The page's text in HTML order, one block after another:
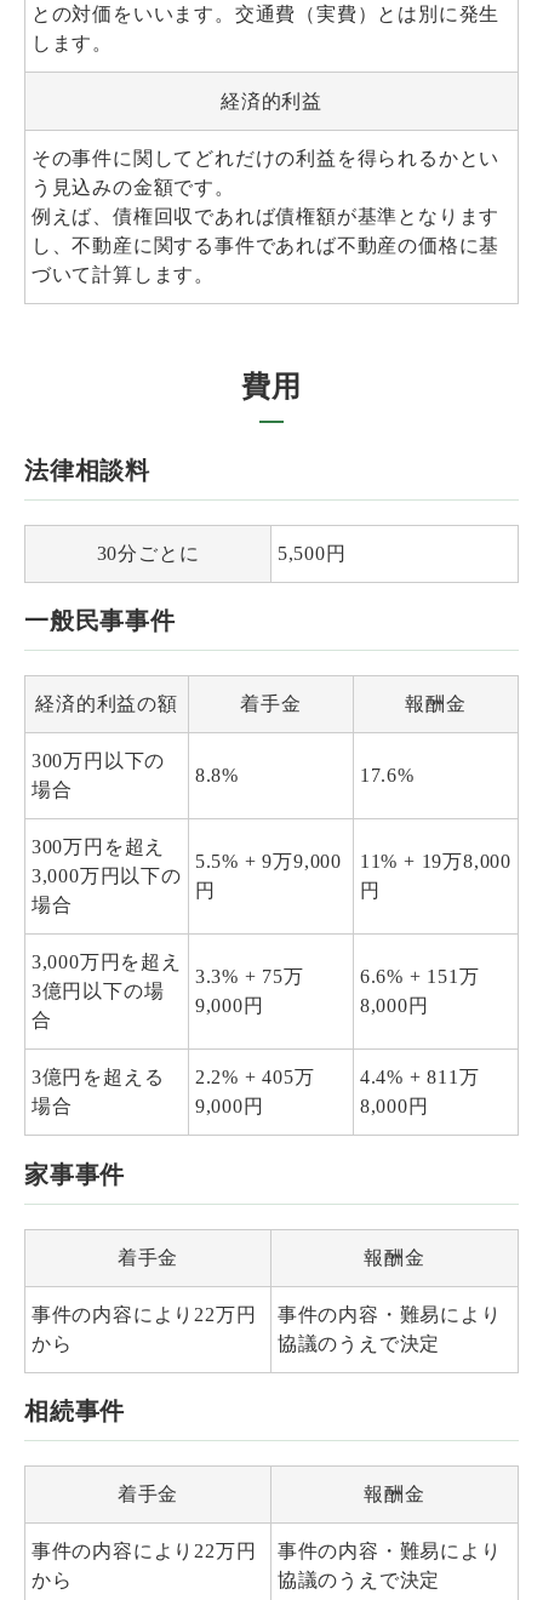
との対価をいいます。交通費（実費）とは別に発生
します。
経済的利益
その事件に関してどれだけの利益を得られるかとい
う見込みの金額です。
例えば、債権回収であれば債権額が基準となります
し、不動産に関する事件であれば不動産の価格に基
づいて計算します。
費用
法律相談料
30分ごとに 5,500円
一般民事事件
経済的利益の額 着手金 報酬金
300万円以下の
場合
8.8% 17.6%
300万円を超え
3,000万円以下の
場合
5.5% + 9万9,000
円
11% + 19万8,000
円
3,000万円を超え
3億円以下の場
合
3.3% + 75万
9,000円
6.6% + 151万
8,000円
3億円を超える
場合
2.2% + 405万
9,000円
4.4% + 811万
8,000円
家事事件
着手金 報酬金
事件の内容により22万円
から
事件の内容・難易により
協議のうえで決定
相続事件
着手金 報酬金
事件の内容により22万円
から
事件の内容・難易により
協議のうえで決定